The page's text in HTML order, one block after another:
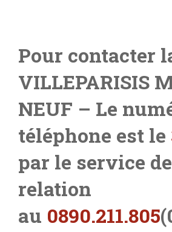
Pour contacter
VILLEPARISIS
NEUF – Le
téléphone est le
par le service
relation
au 0890.211.805